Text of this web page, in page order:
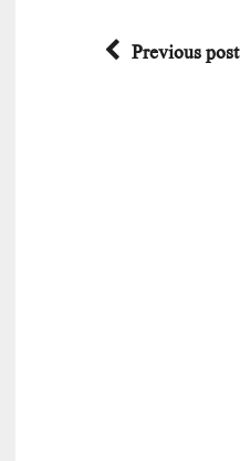
Previous post